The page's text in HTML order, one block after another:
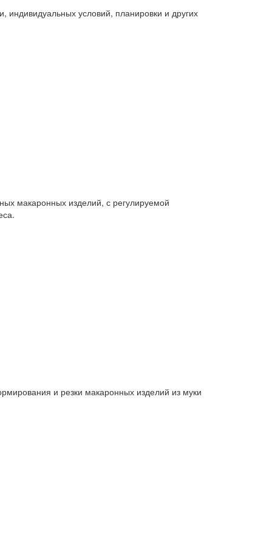
индивидуальных условий, планировки и других
макаронных изделий, с регулируемой
и резки макаронных изделий из муки